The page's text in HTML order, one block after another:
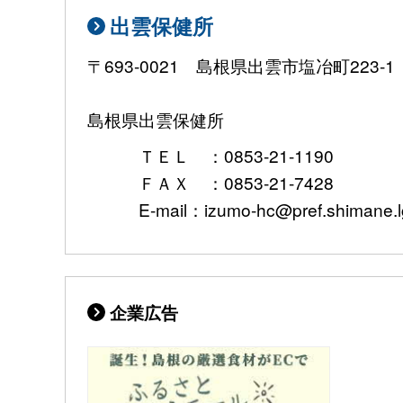
出雲保健所
〒693-0021 島根県出雲市塩冶町223-1
島根県出雲保健所
ＴＥＬ ：0853-21-1190
ＦＡＸ ：0853-21-7428
E-mail：izumo-
企業広告